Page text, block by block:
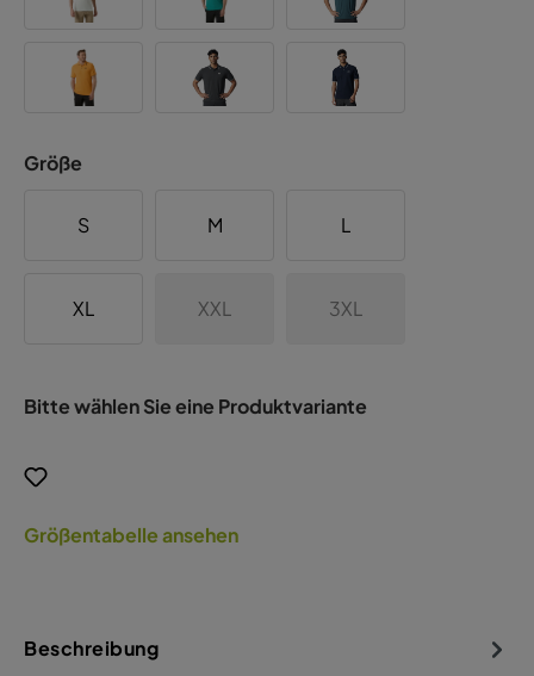
Größe
S M L
XL XXL 3XL
Bitte wählen Sie eine Produktvariante
Größentabelle ansehen
Beschreibung